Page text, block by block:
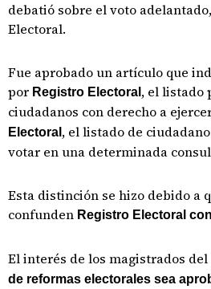
debatió sobre el voto
Electoral.
Fue aprobado un artículo que
por Registro Electoral , el listado
ciudadanos con derecho a
Electoral , el listado de
votar en una determinada
Esta distinción se hizo debido a
confunden Registro Electoral
El interés de los magistrados del
de reformas electorales sea